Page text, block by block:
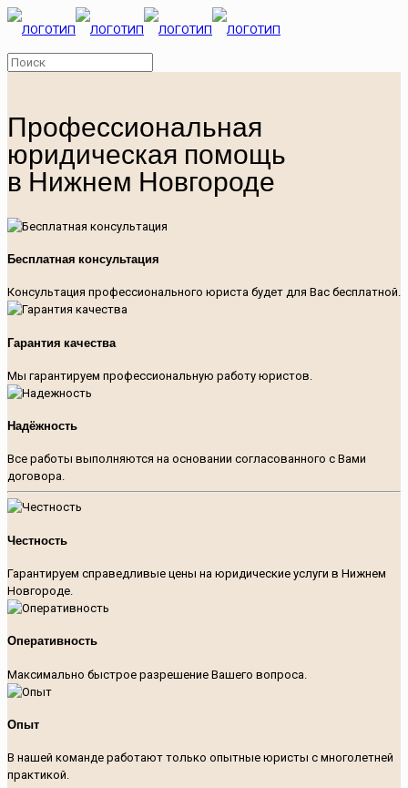
Профессиональная
юридическая помощь
в Нижнем Новгороде
Бесплатная консультация
Консультация профессионального юриста будет для Вас бесплатной.
Гарантия качества
Мы гарантируем профессиональную работу юристов.
Надёжность
Все работы выполняются на основании согласованного с Вами
договора.
Честность
Гарантируем справедливые цены на юридические услуги в Нижнем
Новгороде.
Оперативность
Максимально быстрое разрешение Вашего вопроса.
Опыт
В нашей команде работают только опытные юристы с многолетней
практикой.